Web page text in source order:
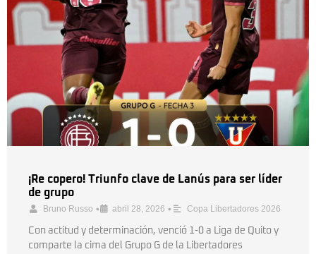
¡Re copero! Triunfo clave de Lanús para ser líder
de grupo
Bruno Russo • abril 28, 2026 • Copa Libertadores 2026
Con actitud y determinación, venció 1-0 a Liga de Quito y
comparte la cima del Grupo G de la Libertadores